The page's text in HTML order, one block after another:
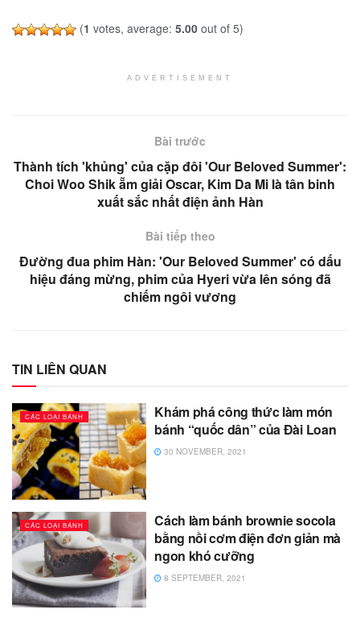
(1 votes, average: 5.00 out of 5)
ADVERTISEMENT
Bài trước
Thành tích 'khủng' của cặp đôi 'Our Beloved Summer':
Choi Woo Shik ẵm giải Oscar, Kim Da Mi là tân binh
xuất sắc nhất điện ảnh Hàn
Bài tiếp theo
Đường đua phim Hàn: 'Our Beloved Summer' có dấu
hiệu đáng mừng, phim của Hyeri vừa lên sóng đã
chiếm ngôi vương
TIN LIÊN QUAN
CÁC LOẠI BÁNH
Khám phá công thức làm món
bánh “quốc dân” của Đài Loan
30 NOVEMBER, 2021
CÁC LOẠI BÁNH
Cách làm bánh brownie socola
bằng nồi cơm điện đơn giản mà
ngon khó cưỡng
8 SEPTEMBER, 2021